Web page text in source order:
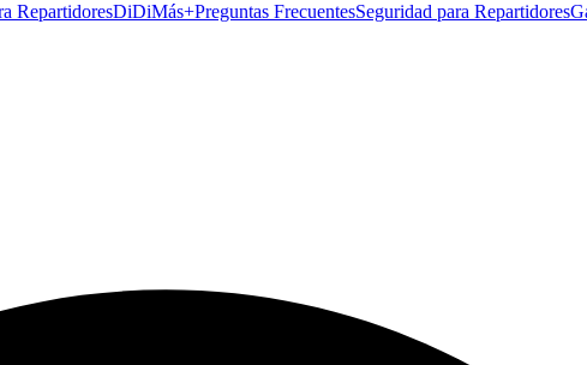
RepartidoresDiDiMás+Preguntas FrecuentesSeguridad para Repartidores